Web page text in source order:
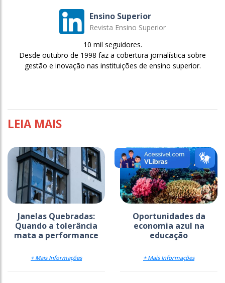
Ensino Superior
Revista Ensino Superior
10 mil seguidores.
Desde outubro de 1998 faz a cobertura jornalística sobre
gestão e inovação nas instituições de ensino superior.
LEIA MAIS
Janelas Quebradas:
Quando a tolerância
mata a performance
+ Mais Informações
Oportunidades da
economia azul na
educação
+ Mais Informações